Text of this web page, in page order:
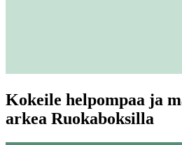
Kokeile helpompaa ja
arkea Ruokaboksilla